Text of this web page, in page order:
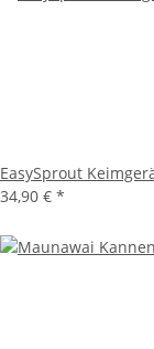
EasySprout
34,90 € *